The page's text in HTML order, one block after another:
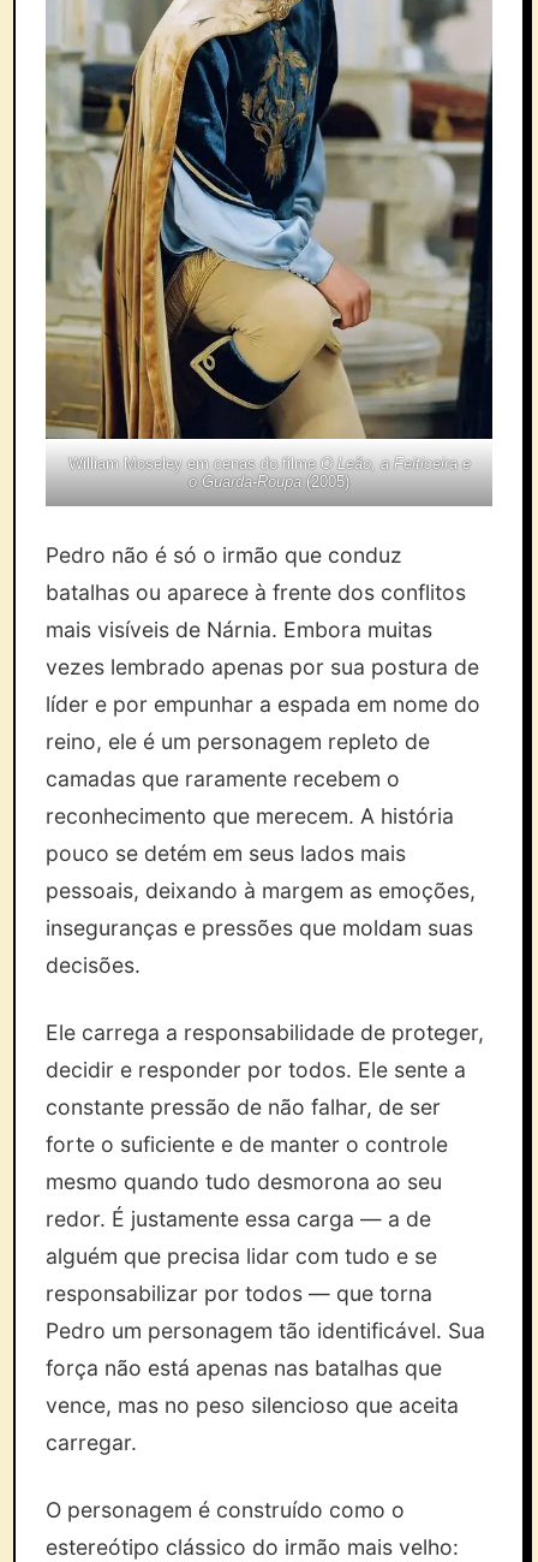
William Moseley em cenas do filmeO Leão, a Feiticeira e
o Guarda-Roupa(2005)
Pedro não é só o irmão que conduz
batalhas ou aparece à frente dos conflitos
mais visíveis de Nárnia. Embora muitas
vezes lembrado apenas por sua postura de
líder e por empunhar a espada em nome do
reino, ele é um personagem repleto de
camadas que raramente recebem o
reconhecimento que merecem. A história
pouco se detém em seus lados mais
pessoais, deixando à margem as emoções,
inseguranças e pressões que moldam suas
decisões.
Ele carrega a responsabilidade de proteger,
decidir e responder por todos. Ele sente a
constante pressão de não falhar, de ser
forte o suficiente e de manter o controle
mesmo quando tudo desmorona ao seu
redor. É justamente essa carga — a de
alguém que precisa lidar com tudo e se
responsabilizar por todos — que torna
Pedro um personagem tão identificável. Sua
força não está apenas nas batalhas que
vence, mas no peso silencioso que aceita
carregar.
O personagem é construído como o
estereótipo clássico do irmão mais velho: